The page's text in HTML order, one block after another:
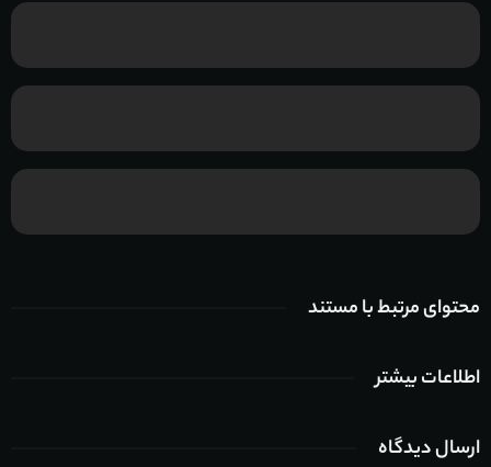
محتوای مرتبط با مستند
اطلاعات بیشتر
ارسال دیدگاه